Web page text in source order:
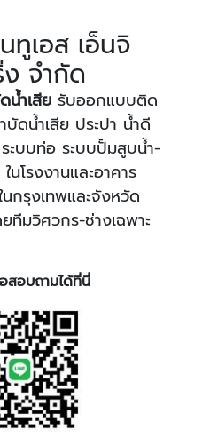
ทูเอส เอ็นจิ
ง จำกัด
น้ำเสีย รับออกแบบติด
ดน้ำเสีย ประปา น้ำดี
ะบบท่อ ระบบปั้มสูบน้ำ-
โรงงานและอาคาร
กรุงเทพและจังหวัด
ทีมวิศวกร-ช่างเฉพาะ
สอบถามได้ที่นี่